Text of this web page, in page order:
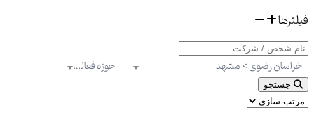
فیلترها
خراسان رضوی > مشهد حوزه فعالیت
جستجو